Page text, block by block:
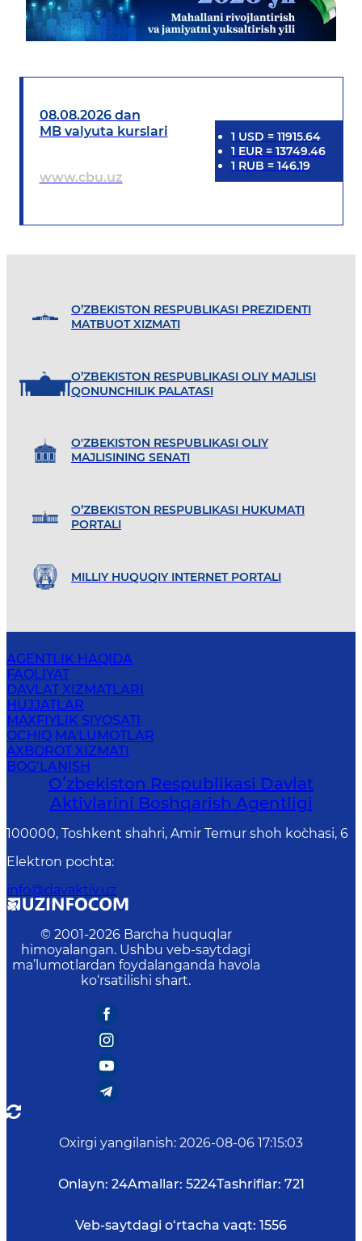
08.08.2026 dan
MB valyuta kurslari
www.cbu.uz
1 USD = 11915.64
1 EUR= 13749.46
1 RUB = 146.19
O’ZBEKISTON RESPUBLIKASI PREZIDENTI
MATBUOT XIZMATI
O’ZBEKISTON RESPUBLIKASI OLIY MAJLISI
QONUNCHILIK PALATASI
O'ZBEKISTON RESPUBLIKASI OLIY
MAJLISINING SENATI
O’ZBEKISTON RESPUBLIKASI HUKUMATI
PORTALI
MILLIY HUQUQIY INTERNET PORTALI
AGENTLIK HAQIDA
FAOLIYAT
DAVLAT XIZMATLARI
HUJJATLAR
MAXFIYLIK SIYOSATI
OCHIQ MA'LUMOTLAR
AXBOROT XIZMATI
BOG‘LANISH
Oʻzbekiston Respublikasi Davlat
Aktivlarini Boshqarish Agentligi
100000, Toshkent shahri, Amir Temur shoh ko`chasi, 6
Elektron pochta:
info@davaktiv.uz
© 2001-2026 Barcha huquqlar
himoyalangan. Ushbu veb-saytdagi
ma’lumotlardan foydalanganda havola
ko‘rsatilishi shart.
Oxirgi yangilanish: 2026-08-06 17:15:03
Onlayn: 24Amallar: 5224Tashriflar: 721
Veb-saytdagi o‘rtacha vaqt: 1556